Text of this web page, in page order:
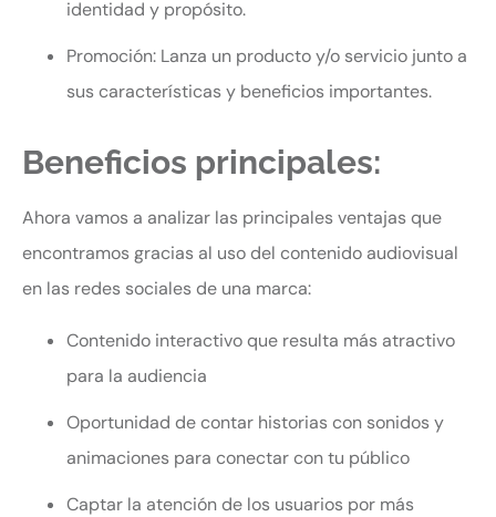
identidad y propósito.
Promoción: Lanza un producto y/o servicio junto a
sus características y beneficios importantes.
Beneficios principales:
Ahora vamos a analizar las principales ventajas que
encontramos gracias al uso del contenido audiovisual
en las redes sociales de una marca:
Contenido interactivo que resulta más atractivo
para la audiencia
Oportunidad de contar historias con sonidos y
animaciones para conectar con tu público
Captar la atención de los usuarios por más